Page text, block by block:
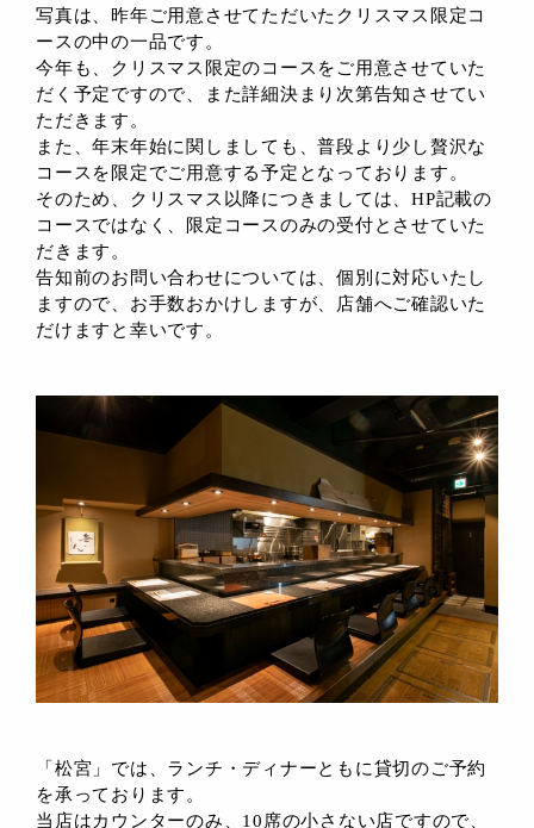
写真は、昨年ご用意させてただいたクリスマス限定コ
ースの中の一品です。
今年も、クリスマス限定のコースをご用意させていた
だく予定ですので、また詳細決まり次第告知させてい
ただきます。
また、年末年始に関しましても、普段より少し贅沢な
コースを限定でご用意する予定となっております。
そのため、クリスマス以降につきましては、HP記載の
コースではなく、限定コースのみの受付とさせていた
だきます。
告知前のお問い合わせについては、個別に対応いたし
ますので、お手数おかけしますが、店舗へご確認いた
だけますと幸いです。
「松宮」では、ランチ・ディナーともに貸切のご予約
を承っております。
当店はカウンターのみ、10席の小さない店ですので、